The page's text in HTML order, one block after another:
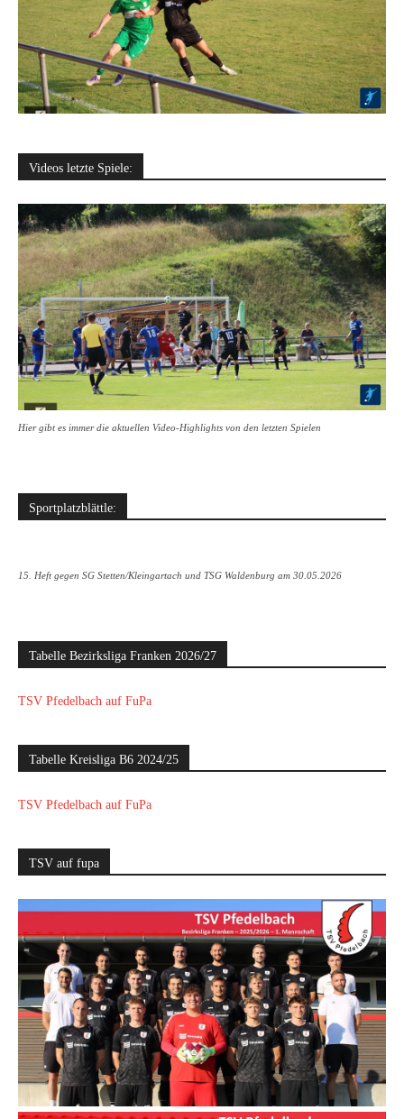
Videos letzte Spiele:
Hier gibt es immer die aktuellen Video-Highlights von den letzten Spielen
Sportplatzblättle:
15. Heft gegen SG Stetten/Kleingartach und TSG Waldenburg am 30.05.2026
Tabelle Bezirksliga Franken 2026/27
TSV Pfedelbach auf FuPa
Tabelle Kreisliga B6 2024/25
TSV Pfedelbach auf FuPa
TSV auf fupa